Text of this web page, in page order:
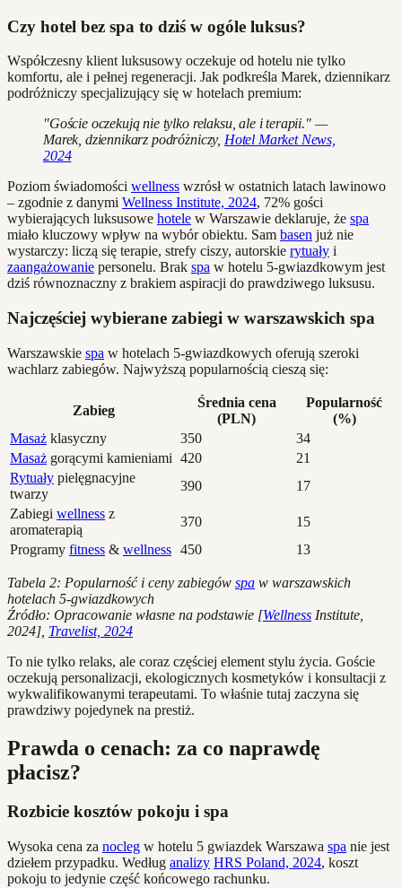
Czy hotel bez spa to dziś w ogóle luksus?
Współczesny klient luksusowy oczekuje od hotelu nie tylko
komfortu, ale i pełnej regeneracji. Jak podkreśla Marek, dziennikarz
podróżniczy specjalizujący się w hotelach premium:
"Goście oczekują nie tylko relaksu, ale i terapii." —
Marek, dziennikarz podróżniczy, Hotel Market News,
2024
Poziom świadomości wellness wzrósł w ostatnich latach lawinowo
– zgodnie z danymi Wellness Institute, 2024, 72% gości
wybierających luksusowe hotele w Warszawie deklaruje, że spa
miało kluczowy wpływ na wybór obiektu. Sam basen już nie
wystarczy: liczą się terapie, strefy ciszy, autorskie rytuały i
zaangażowanie personelu. Brak spa w hotelu 5-gwiazdkowym jest
dziś równoznaczny z brakiem aspiracji do prawdziwego luksusu.
Najczęściej wybierane zabiegi w warszawskich spa
Warszawskie spa w hotelach 5-gwiazdkowych oferują szeroki
wachlarz zabiegów. Najwyższą popularnością cieszą się:
Zabieg
Średnia cena
(PLN)
Popularność
(%)
Masaż klasyczny 350
34
Masaż gorącymi kamieniami 420
21
Rytuały pielęgnacyjne
twarzy
390
17
Zabiegi wellness z
aromaterapią
370
15
Programy fitness & wellness 450 13
Tabela 2: Popularność i ceny zabiegów spa w warszawskich
hotelach 5-gwiazdkowych
Źródło: Opracowanie własne na podstawie [Wellness Institute,
2024], Travelist, 2024
To nie tylko relaks, ale coraz częściej element stylu życia. Goście
oczekują personalizacji, ekologicznych kosmetyków i konsultacji z
wykwalifikowanymi terapeutami. To właśnie tutaj zaczyna się
prawdziwy pojedynek na prestiż.
Prawda o cenach: za co naprawdę
płacisz?
Rozbicie kosztów pokoju i spa
Wysoka cena za nocleg w hotelu 5 gwiazdek Warszawa spa nie jest
dziełem przypadku. Według analizy HRS Poland, 2024, koszt
pokoju to jedynie część końcowego rachunku.